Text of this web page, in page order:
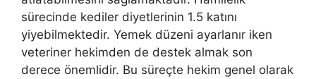
sürecinde kediler diyetlerinin 1.5 katını
yiyebilmektedir. Yemek düzeni ayarlanır iken
veteriner hekimden de destek almak son
derece önemlidir. Bu süreçte hekim genel olarak